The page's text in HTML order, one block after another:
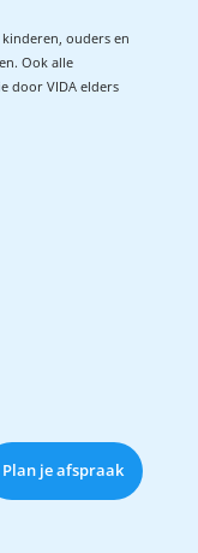
ouders en
Ook alle
door VIDA elders
Plan je afspraak